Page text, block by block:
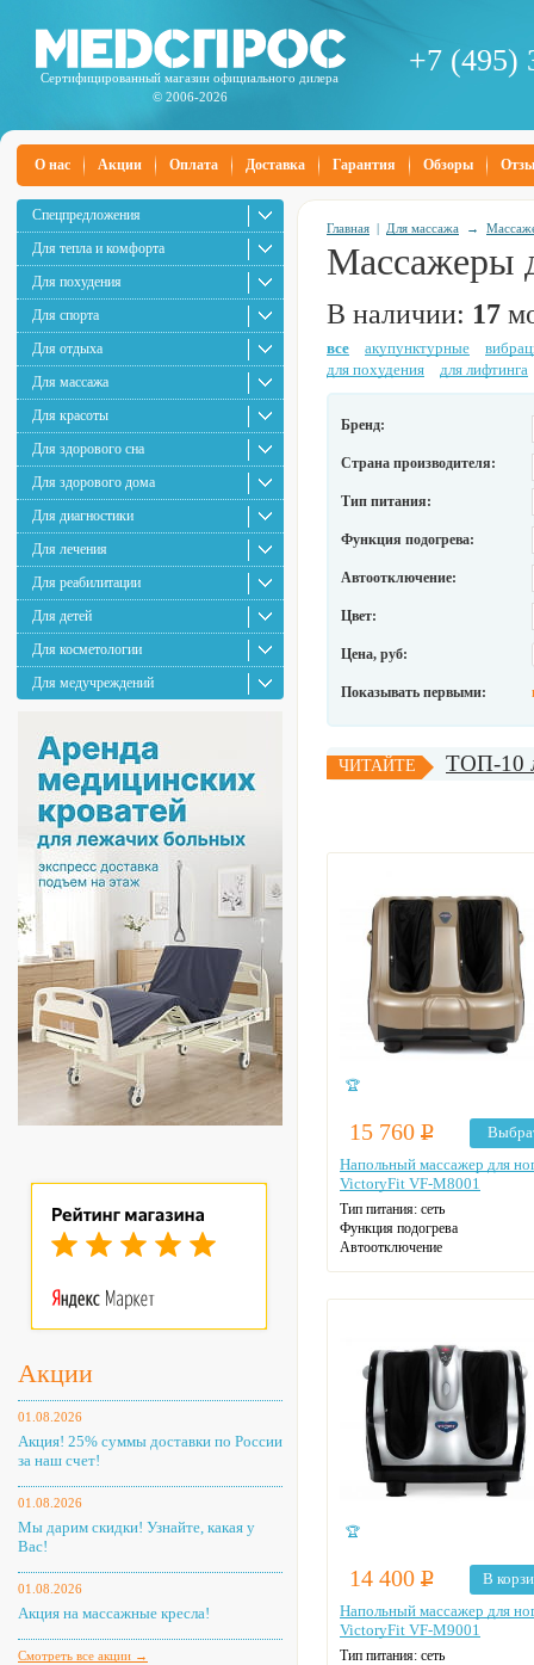
Сертифицированный магазин официального дилера
© 2006-2026
+7 (495)
О нас Акции Оплата Доставка Гарантия Обзоры
Спецпредложения
Для тепла и комфорта
Для похудения
Для спорта
Для отдыха
Для массажа
Для красоты
Для здорового сна
Для здорового дома
Для диагностики
Для лечения
Для реабилитации
Для детей
Для косметологии
Для медучреждений
Акции
01.08.2026
Акция! 25% суммы доставки по России
за наш счет!
01.08.2026
Мы дарим скидки! Узнайте, какая у
Вас!
01.08.2026
Акция на массажные кресла!
Смотреть все акции →
Главная | Для массажа →
Массажеры
В наличии: 17
все акупунктурные
для похудения
для лифтинга
Бренд:
Страна производителя:
Тип питания:
Функция подогрева:
Автоотключение:
Цвет:
Цена, руб:
Показывать первыми:
ЧИТАЙТЕ ТОП-10
🏆
15 760 Р
Напольный массажер для
VictoryFit VF-M8001
Тип питания: сеть
Функция подогрева
Автоотключение
🏆
14 400 Р
В
Напольный массажер для
VictoryFit VF-M9001
Тип питания: сеть